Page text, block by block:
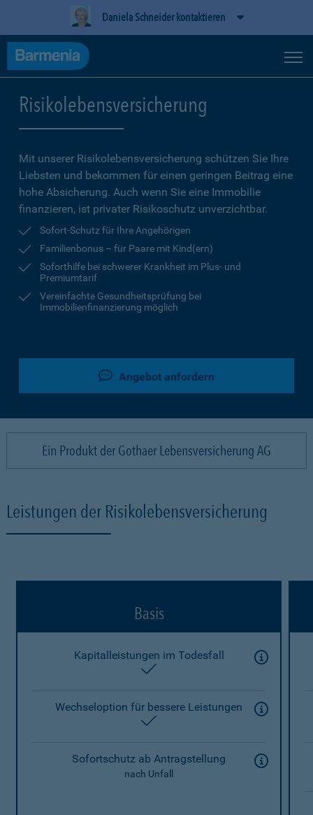
Daniela Schneider kontaktieren
Risikolebensversicherung
Mit unserer Risikolebensversicherung schützen Sie Ihre
Liebsten und bekommen für einen geringen Beitrag eine
hohe Ab­sicherung. Auch wenn Sie eine Immobilie
finanzieren, ist privater Risikoschutz unverzichtbar.
Sofort-Schutz für Ihre Angehörigen
Familienbonus – für Paare mit Kind(ern)
Soforthilfe bei schwerer Krankheit im Plus- und
Premiumtarif
Vereinfachte Gesundheitsprüfung bei
Immobilienfinanzierung möglich
Angebot anfordern
Ein Produkt der Gothaer Lebensversicherung AG
Leistungen der Risikolebensversicherung
Basis
Kapitalleistungen im Todesfall
Wechseloption für bessere Leistungen
Sofortschutz ab Antragstellung
nach Unfall